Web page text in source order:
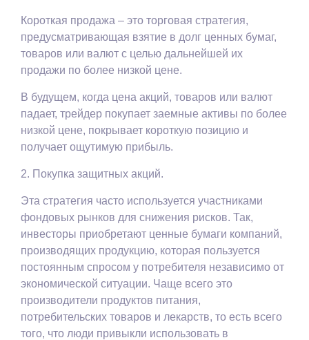
Короткая продажа – это торговая стратегия,
предусматривающая взятие в долг ценных бумаг,
товаров или валют с целью дальнейшей их
продажи по более низкой цене.
В будущем, когда цена акций, товаров или валют
падает, трейдер покупает заемные активы по более
низкой цене, покрывает короткую позицию и
получает ощутимую прибыль.
2. Покупка защитных акций.
Эта стратегия часто используется участниками
фондовых рынков для снижения рисков. Так,
инвесторы приобретают ценные бумаги компаний,
производящих продукцию, которая пользуется
постоянным спросом у потребителя независимо от
экономической ситуации. Чаще всего это
производители продуктов питания,
потребительских товаров и лекарств, то есть всего
того, что люди привыкли использовать в